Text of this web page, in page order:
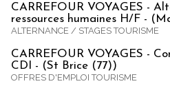
CARREFOUR VOYAGES -
ressources humaines H/F -
ALTERNANCE / STAGES TOURISME
CARREFOUR VOYAGES -
CDI - (St Brice (77))
OFFRES D'EMPLOI TOURISME